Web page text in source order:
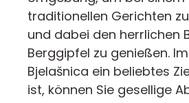
traditionellen Gerichten
und dabei den herrlichen
Berggipfel zu genießen.
Bjelašnica ein beliebtes
ist, können Sie gesellige